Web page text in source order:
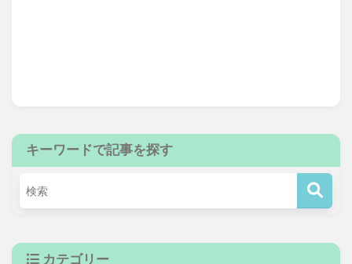
キーワードで記事を探す
カテゴリー